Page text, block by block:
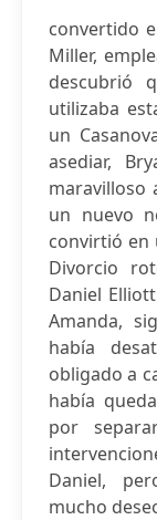
convertido
Miller,
descubrió
utilizaba
un
asediar,
maravilloso
un nuevo
convirtió en
Divorcio
Daniel
Amanda,
había
obligado a
había
por
Daniel,
mucho